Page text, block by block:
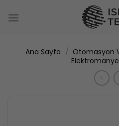
atla
Ana Sayfa / Otomasyon